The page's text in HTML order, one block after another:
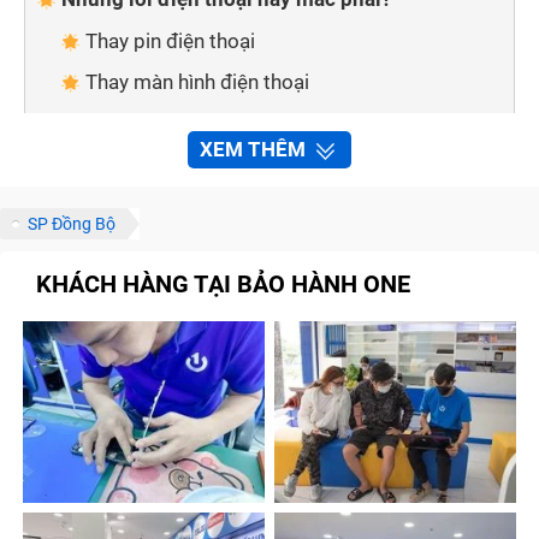
Thay pin điện thoại
Thay màn hình điện thoại
Thay vỏ điện thoại
An tâm về dịch vụ khi sửa chữa điện thoại tại
Trung Tâm Bảo Hành One
Sửa chữa nhanh chóng, tiện lợi
Linh kiện đảm bảo chất lượng
Đội ngũ nhân viên giàu kinh nghiệm
Chế độ bảo hành chính hãng
Chính sách vận chuyển thuận tiện
XEM THÊM
SP Đồng Bộ
KHÁCH HÀNG TẠI BẢO HÀNH ONE